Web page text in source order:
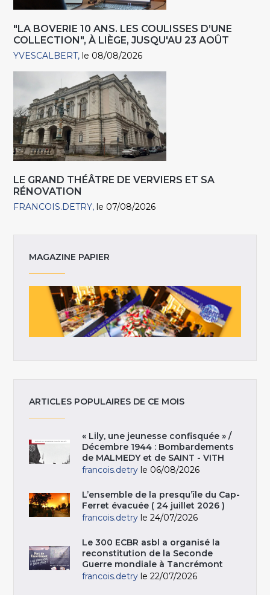
"LA BOVERIE 10 ANS. LES COULISSES D’UNE
COLLECTION", À LIÈGE, JUSQU'AU 23 AOÛT
YVESCALBERT le 08/08/2026
LE GRAND THÉÂTRE DE VERVIERS ET SA
RÉNOVATION
FRANCOIS.DETRY le 07/08/2026
MAGAZINE PAPIER
ARTICLES POPULAIRES DE CE MOIS
« Lily, une jeunesse confisquée » /
Décembre 1944 : Bombardements
de MALMEDY et de SAINT - VITH
francois.detry le 06/08/2026
L’ensemble de la presqu’île du Cap-
Ferret évacuée ( 24 juillet 2026 )
francois.detry le 24/07/2026
Le 300 ECBR asbl a organisé la
reconstitution de la Seconde
Guerre mondiale à Tancrémont
francois.detry le 22/07/2026